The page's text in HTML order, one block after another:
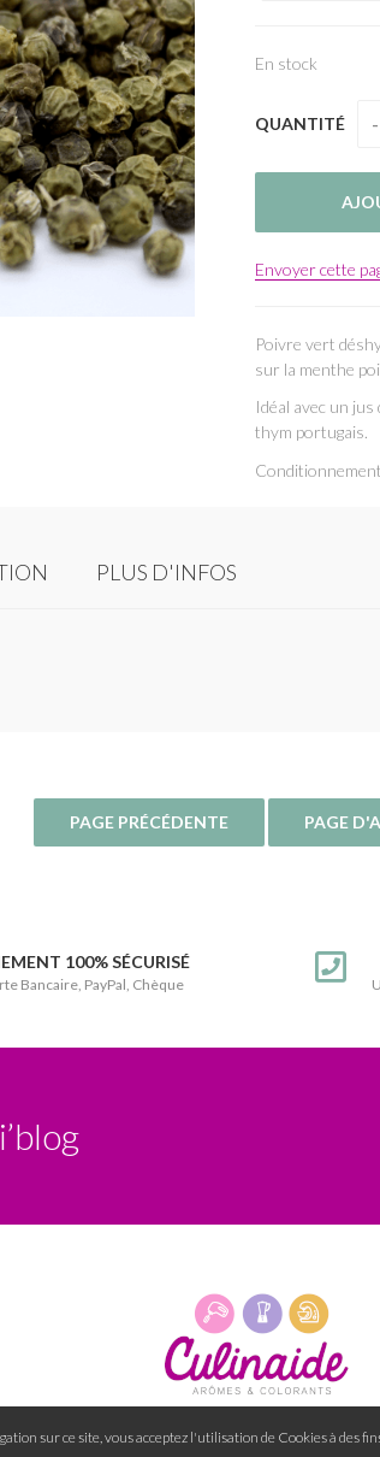
En stock
QUANTITÉ
Envoyer cette
Poivre vert
sur la menthe
Idéal avec un
thym portugais.
PLUS D'INFOS
100% SÉCURISÉ
Bancaire, PayPal, Chèque
sur ce site, vous acceptez l'utilisation de Cookies à des